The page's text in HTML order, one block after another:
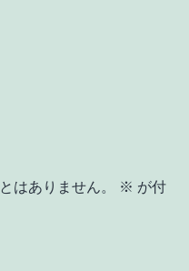
はありません。 ※ が付